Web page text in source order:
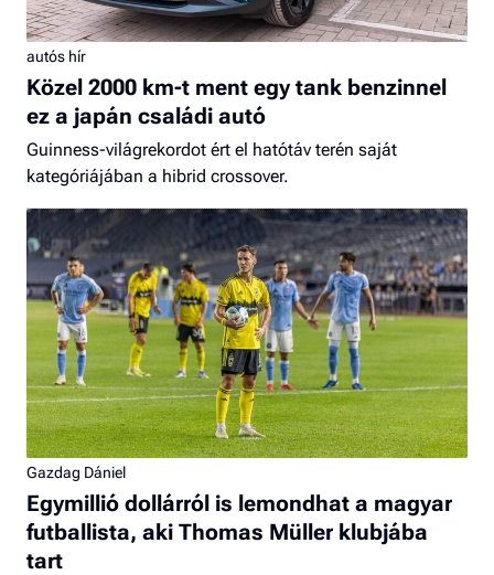
autós hír
Közel 2000 km-t ment egy tank benzinnel
ez a japán családi autó
Guinness-világrekordot ért el hatótáv terén saját
kategóriájában a hibrid crossover.
Gazdag Dániel
Egymillió dollárról is lemondhat a magyar
futballista, aki Thomas Müller klubjába
tart